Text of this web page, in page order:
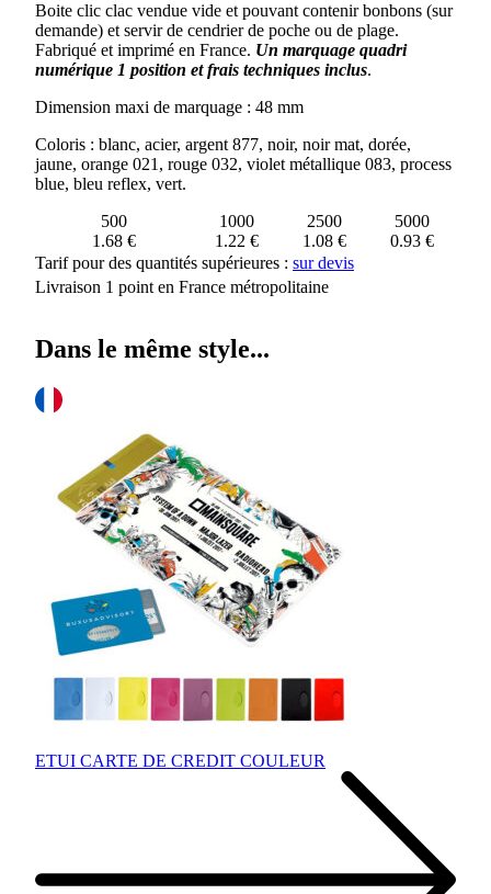
CLIC
CLAC
53
MM
Boite clic clac vendue vide et pouvant contenir bonbons (sur
demande) et servir de cendrier de poche ou de plage.
Fabriqué et imprimé en France. Un marquage quadri
numérique 1 position et frais techniques inclus.
Dimension maxi de marquage : 48 mm
Coloris : blanc, acier, argent 877, noir, noir mat, dorée,
jaune, orange 021, rouge 032, violet métallique 083, process
blue, bleu reflex, vert.
500
1000 2500
5000
1.68 €
1.22 € 1.08 €
0.93 €
Tarif pour des quantités supérieures : sur devis
Livraison 1 point en France métropolitaine
Dans le même style...
ETUI CARTE DE CREDIT COULEUR